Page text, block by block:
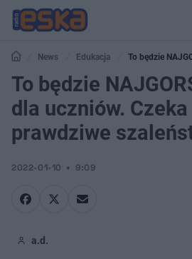
News Edukacja
To będzie
Czeka ich prawdziwe szaleństwo!
To będzie
dla uczniów.
prawdziwe
2022-01-10 9:09
a.d.